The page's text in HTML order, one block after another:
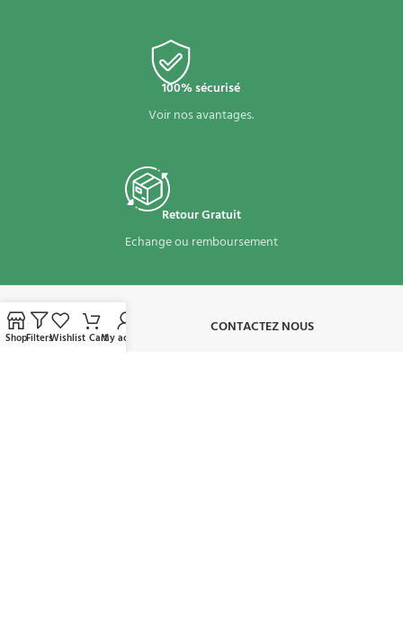
100% sécurisé
Voir nos avantages.
Retour Gratuit
Echange ou remboursement
À PROPOS​ CONTACTEZ NOUS
ShopFiltersWishlist CartMy account